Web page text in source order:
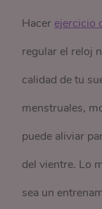
Hacerejercicio
regular el reloj
calidad de tu
menstruales,
puede aliviar
del vientre. Lo
sea un